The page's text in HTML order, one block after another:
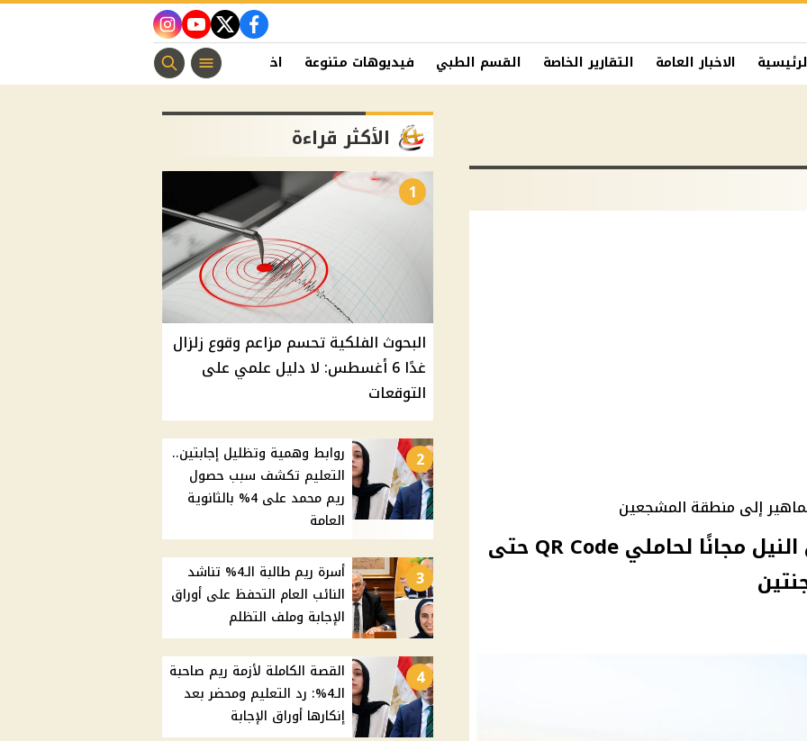
facebook
twitter
youtube
instagram
الاخبار العامة التقارير الخاصة القسم الطبي فيديوهات متنوعة اخبار الفن منوعات مسيحية
إلى منطقة المشجعين
مد تشغيل مونوريل شرق النيل مجانًا لحاملي QR Code حتى
الأكثر قراءة
1
البحوث الفلكية تحسم مزاعم وقوع زلزال
غدًا 6 أغسطس: لا دليل علمي على
التوقعات
2
روابط وهمية وتظليل إجابتين..
التعليم تكشف سبب حصول
ريم محمد على 4% بالثانوية
العامة
3
أسرة ريم طالبة الـ4% تناشد
النائب العام التحفظ على أوراق
الإجابة وملف التظلم
4
القصة الكاملة لأزمة ريم صاحبة
الـ4%: رد التعليم ومحضر بعد
إنكارها أوراق الإجابة